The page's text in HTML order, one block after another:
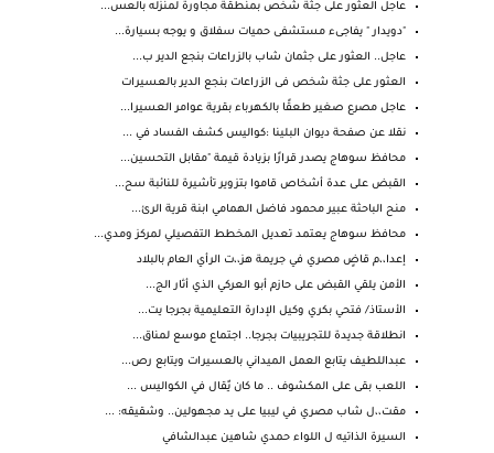
عاجل العثور على جثة شخص بمنطقة مجاورة لمنزله بالعس...
"دويدار " يفاجىء مستشفى حميات سفلاق و يوجه بسيارة...
عاجل.. العثور على جثمان شاب بالزراعات بنجع الدير ب...
العثور على جثة شخص فى الزراعات بنجع الدير بالعسيرات
عاجل مصرع صغير طعقًا بالكهرباء بقرية عوامر العسيرا...
نقلا عن صفحة ديوان البلينا :كواليس كشف الفساد في ...
محافظ سوهاج يصدر قرارًا بزيادة قيمة "مقابل التحسين...
القبض على عدة أشخاص قاموا بتزوير تأشيرة للنائبة سح...
منح الباحثة عبير محمود فاضل الهمامي ابنة قرية الرئ...
محافظ سوهاج يعتمد تعديل المخطط التفصيلي لمركز ومدي...
إعدا،،م قاضٍ مصري في جريمة هز،،ت الرأي العام بالبلاد
الأمن يلقي القبض على حازم أبو العركي الذي أثار الج...
الأستاذ/ فتحي بكري وكيل الإدارة التعليمية بجرجا يت...
انطلاقة جديدة للتجريبيات بجرجا.. اجتماع موسع لمناق...
عبداللطيف يتابع العمل الميداني بالعسيرات ويتابع رص...
اللعب بقى على المكشوف .. ما كان يٌقال في الكواليس ...
مقت،،ل شاب مصري في ليبيا على يد مجهولين.. وشقيقه: ...
السيرة الذاتيه ل اللواء حمدي شاهين عبدالشافي